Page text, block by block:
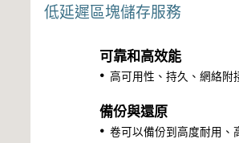
低延遲區塊儲存服務
可靠和高效能
高可用性、持久、網絡附
備份與還原
卷可以備份到高度耐用、